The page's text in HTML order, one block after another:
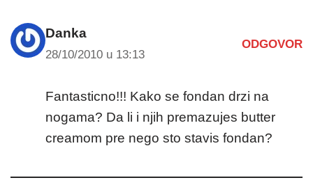
Danka
28/10/2010 u 13:13
ODGOVOR
Fantasticno!!! Kako se fondan drzi na
nogama? Da li i njih premazujes butter
creamom pre nego sto stavis fondan?